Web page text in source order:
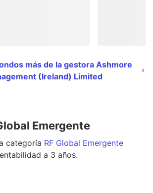
más de la gestora Ashmore
(Ireland) Limited
Emergente
categoría RF Global Emergente
a 3 años.